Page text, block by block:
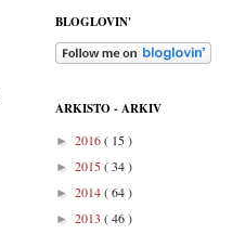
BLOGLOVIN'
ARKISTO - ARKIV
► 2016( 15 )
► 2015( 34 )
► 2014( 64 )
► 2013 ( 46 )